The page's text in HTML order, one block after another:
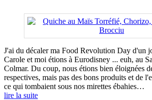
J'ai du décaler ma Food Revolution Day d'un
Carole et moi étions à Eurodisney ... euh, au
Colmar. Du coup, nous étions bien éloignées
respectives, mais pas des bons produits et de
ce qui tombaient sous nos mirettes ébahies…
lire la suite